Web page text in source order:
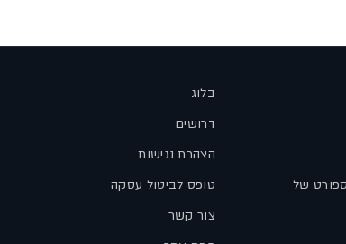
של
בלוג
דרושים
הצהרת נגישות
טופס לביטול עסקה
צור קשר